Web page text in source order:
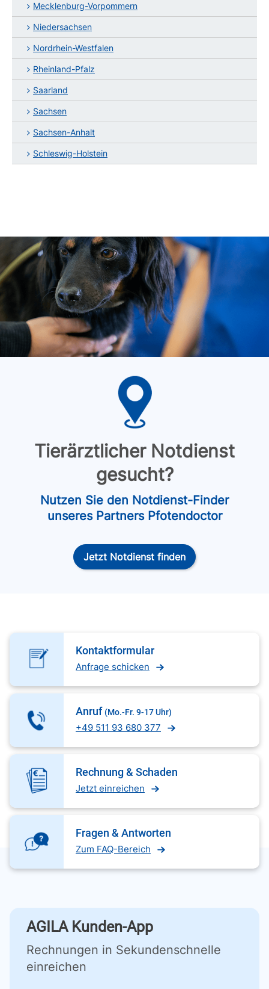
Mecklenburg-Vorpommern
Niedersachsen
Nordrhein-Westfalen
Rheinland-Pfalz
Saarland
Sachsen
Sachsen-Anhalt
Schleswig-Holstein
Tierärztlicher Notdienst
gesucht?
Nutzen Sie den Notdienst-Finder
unseres Partners Pfotendoctor
Jetzt Notdienst finden
Kontaktformular
Anfrage schicken
Anruf (Mo.-Fr. 9-17 Uhr)
+49 511 93 680 377
Rechnung & Schaden
Jetzt einreichen
Fragen & Antworten
Zum FAQ-Bereich
AGILA Kunden-App
Rechnungen in Sekundenschnelle
einreichen